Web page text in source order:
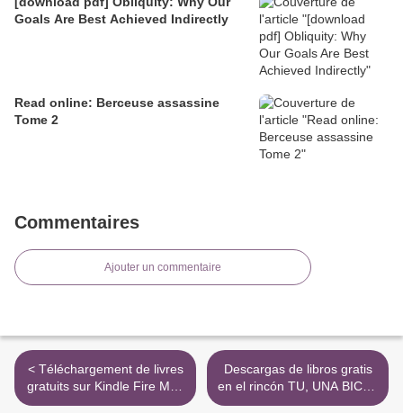
Goals Are Best Achieved Indirectly
Read online: Berceuse assassine
Tome 2
Commentaires
Ajouter un commentaire
< Téléchargement de livres
gratuits sur Kindle Fire Mon
p'tit cahier zéro charge
Descargas de libros gratis
en el rincón TU, UNA BICI Y
LA CARRETERA RTF PDB